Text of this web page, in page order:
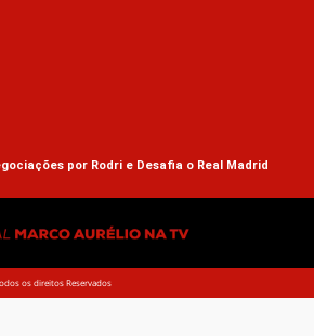
por Rodri e Desafia o Real Madrid
os direitos Reservados